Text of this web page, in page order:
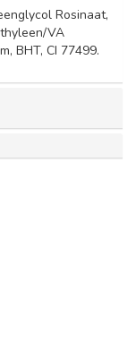
Rosinaat,
VA
BHT, CI 77499.